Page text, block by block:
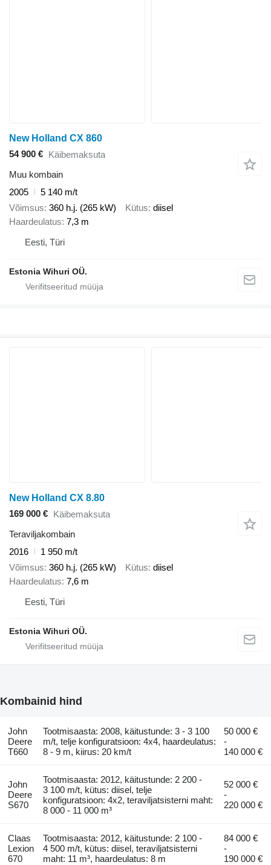
New Holland CX 860
54 900 €
Käibemaksuta
Muu kombain
2005
5 140 m/t
Võimsus 360 h.j. (265 kW) Kütus diisel
Haardeulatus 7,3 m
Eesti, Türi
Estonia Wihuri OÜ.
New Holland CX 8.80
169 000 €
Käibemaksuta
Teraviljakombain
2016
1 950 m/t
Võimsus 360 h.j. (265 kW) Kütus diisel
Haardeulatus 7,6 m
Eesti, Türi
Estonia Wihuri OÜ.
Kombainid hind
John
Deere
T660
Tootmisaasta: 2008, käitustunde: 3 - 3 100
m/t, telje konfiguratsioon: 4x4, haardeulatus:
8 - 9 m, kiirus: 20 km/t
50 000 €
-
140 000 €
John
Deere
S670
Tootmisaasta: 2012, käitustunde: 2 200 -
3 100 m/t, kütus: diisel, telje
konfiguratsioon: 4x2, teraviljatsisterni maht:
8 000 - 11 000 m³
52 000 €
-
220 000 €
Claas
Lexion
670
Tootmisaasta: 2012, käitustunde: 2 100 -
4 500 m/t, kütus: diisel, teraviljatsisterni
maht: 11 m³, haardeulatus: 8 m
84 000 €
-
190 000 €